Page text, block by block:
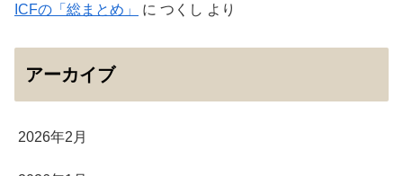
ICFの「総まとめ」 に つくし より
アーカイブ
2026年2月